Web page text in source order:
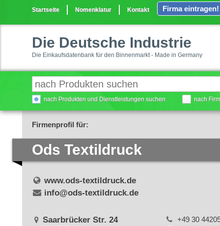
Startseite Nomenklatur Kontakt Firma eintragen!
Die Deutsche Industrie
Die Einkaufsdatenbank für den Binnenmarkt - Made in Germany
nach Produkten und Dienstleistungen suchen nach
Firmenprofil für:
Ods Textildruck
www.ods-textildruck.de
info@ods-textildruck.de
Saarbrücker Str. 24
+49 30